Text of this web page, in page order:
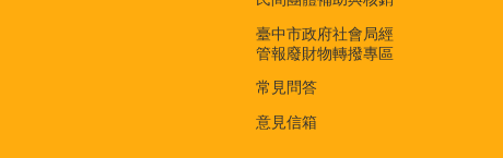
臺中市政府社會局經
管報廢財物轉撥專區
常見問答
意見信箱